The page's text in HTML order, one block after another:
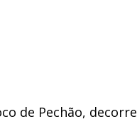
de Pechão,